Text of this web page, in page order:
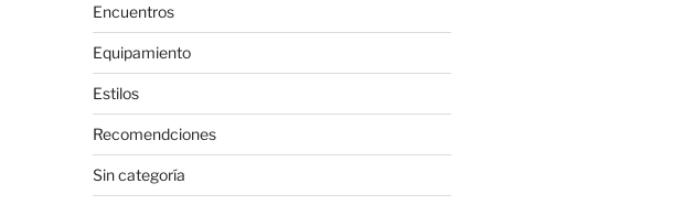
Encuentros
Equipamiento
Estilos
Recomendciones
Sin categoría